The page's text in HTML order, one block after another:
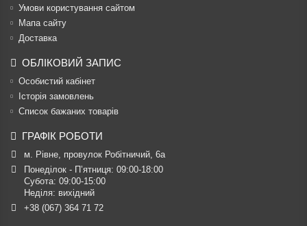
Умови користування сайтом
Мапа сайту
Доставка
ОБЛІКОВИЙ ЗАПИС
Особистий кабінет
Історія замовлень
Список бажаних товарів
ГРАФІК РОБОТИ
м. Рівне, провулок Робітничий, 6а
Понеділок - П’ятниця: 09:00-18:00
Субота: 09:00-15:00
Неділя: вихідний
+38 (067) 364 71 72